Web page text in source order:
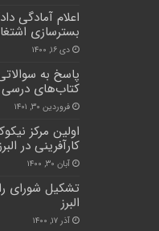
اعلام آمادگی
بسترسازی
دی ۱۶, ۱۴۰۰
پاسخ به
کتاب‌های درسی
فروردین ۳۰, ۱۴۰۱
اولین مرکز
کارآفرینی در
آبان ۳۰, ۱۴۰۰
تشکیل شورای
البرز
آذر ۱۷, ۱۴۰۰